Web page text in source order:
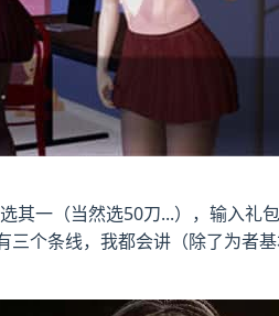
一（当然选50刀...），输入礼
个条线，我都会讲（除了为者基